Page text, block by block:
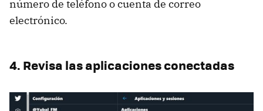
número de teléfono o cuenta de correo
electrónico.
4. Revisa las aplicaciones conectadas